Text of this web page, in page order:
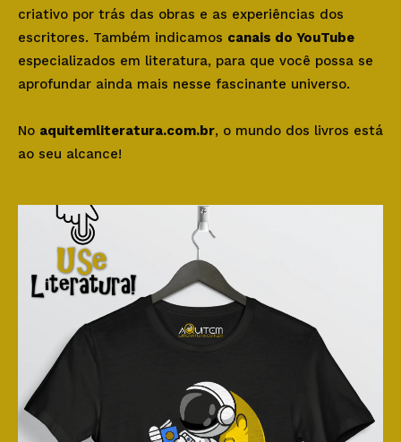
criativo por trás das obras e as experiências dos
escritores. Também indicamos canais do YouTube
especializados em literatura, para que você possa se
aprofundar ainda mais nesse fascinante universo.
No aquitemliteratura.com.br, o mundo dos livros está
ao seu alcance!